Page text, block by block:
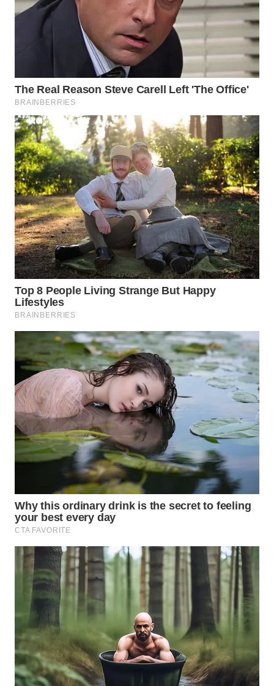
WN
MALUT
WN
DANAU
TOBA
WN
NIAS
WN
LANGKAT
WN
TAPANULI
SELATAN
WN
LESUNG
WN
KARO
WN
SIMALUNGUN
WN
LABUHANBATU
WN
TAPANULI
TENGAH
WN DELI
SERDANG
TEBING
TINGGI
WN
PAKPAK